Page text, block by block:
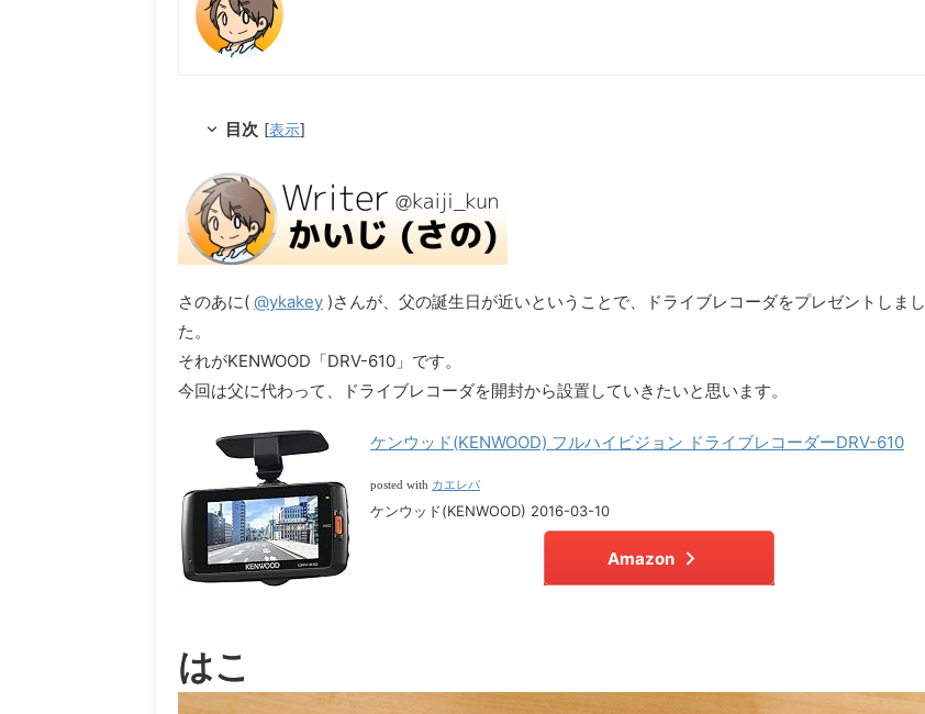
目次 [表示]
さのあに( @ykakey )さんが、父の誕生日が近いということで、ドライブレコーダをプレゼントしまし
た。
それがKENWOOD「DRV-610」です。
今回は父に代わって、ドライブレコーダを開封から設置していきたいと思います。
ケンウッド(KENWOOD) フルハイビジョン ドライブレコーダーDRV-610
posted with カエレバ
ケンウッド(KENWOOD) 2016-03-10
Amazon
はこ